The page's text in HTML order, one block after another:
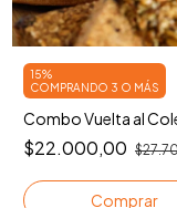
15%
COMPRANDO 3 O MÁS
Combo Vuelta al
$22.000,00